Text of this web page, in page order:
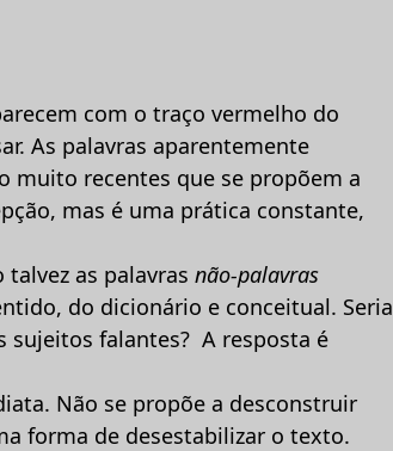
com o traço vermelho do
As palavras aparentemente
muito recentes que se propõem a
mas é uma prática constante,
as palavras não-palavras
do dicionário e conceitual. Seria
sujeitos falantes? A resposta é
Não se propõe a desconstruir
forma de desestabilizar o texto.